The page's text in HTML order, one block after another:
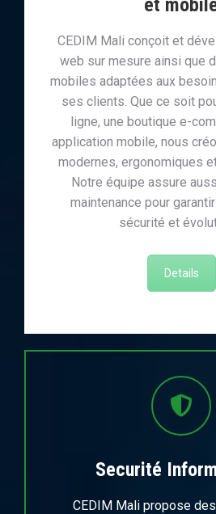
et
CEDIM Mali conçoit et
web sur mesure ainsi que
mobiles adaptées aux
ses clients. Que ce soit
ligne, une boutique e-
application mobile, nous
modernes, ergonomiques
Notre équipe assure
maintenance pour
sécurité et
Details
Securité
CEDIM Mali propose